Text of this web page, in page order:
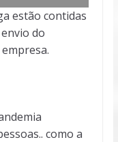
estão contidas
do
como a